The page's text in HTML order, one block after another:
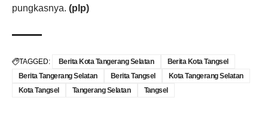
pungkasnya. (plp)
TAGGED: Berita Kota Tangerang Selatan
Berita Kota Tangsel
Berita Tangerang Selatan
Berita Tangsel
Kota Tangerang Selatan
Kota Tangsel
Tangerang Selatan Tangsel